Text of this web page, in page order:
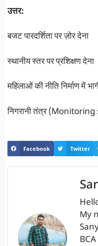
उत्तर:
बजट पारदर्शिता पर ज़ोर देना
स्थानीय स्तर पर प्रशिक्षण देना
महिलाओं की नीति निर्माण में
निगरानी तंत्र
Facebook Twitter
My